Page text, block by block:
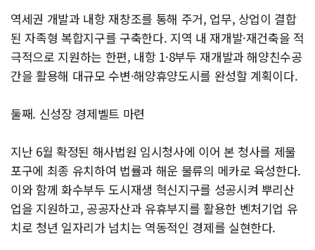
역세권 개발과 내항 재창조를 통해 주거, 업무, 상업이 결합
된 자족형 복합지구를 구축한다. 지역 내 재개발·재건축을 적
극적으로 지원하는 한편, 내항 1·8부두 재개발과 해양친수공
간을 활용해 대규모 수변·해양휴양도시를 완성할 계획이다.
둘째. 신성장 경제벨트 마련
지난 6월 확정된 해사법원 임시청사에 이어 본 청사를 제물
포구에 최종 유치하여 법률과 해운 물류의 메카로 육성한다.
이와 함께 화수부두 도시재생 혁신지구를 성공시켜 뿌리산
업을 지원하고, 공공자산과 유휴부지를 활용한 벤처기업 유
치로 청년 일자리가 넘치는 역동적인 경제를 실현한다.